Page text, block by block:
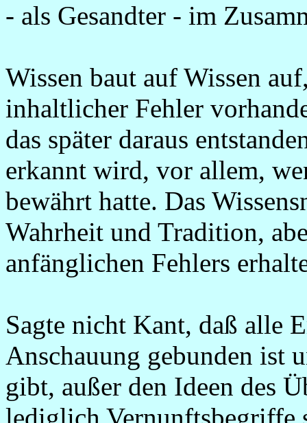
- als Gesandter - im
Wissen baut auf Wissen
inhaltlicher Fehler
das später daraus
erkannt wird, vor allem,
bewährt hatte. Das
Wahrheit und Tradition,
anfänglichen Fehlers
Sagte nicht Kant, daß alle
Anschauung gebunden ist
gibt, außer den Ideen des